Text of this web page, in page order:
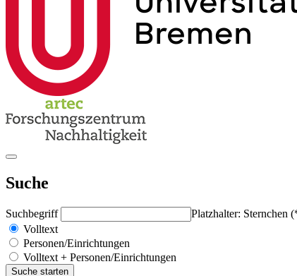
Suche
Suchbegriff
Platzhalter: Sternchen
Volltext
Personen/Einrichtungen
Volltext + Personen/Einrichtungen